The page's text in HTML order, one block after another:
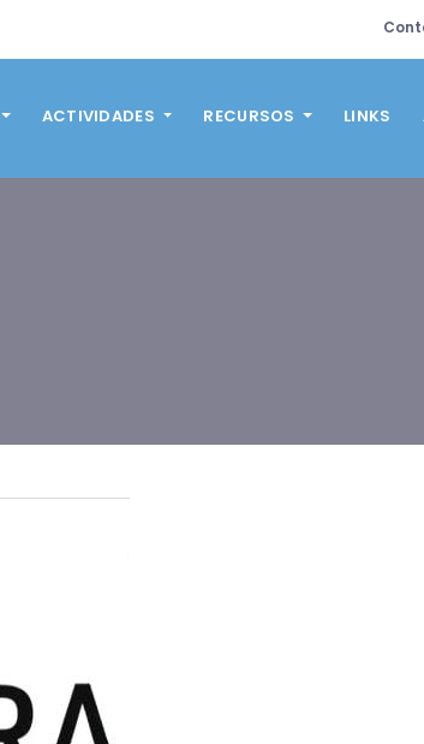
ACTIVIDADES RECURSOS LINKS